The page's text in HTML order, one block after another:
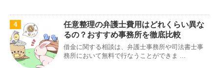
4
任意整理の弁護士費用はどれくらい異な
るの？おすすめ事務所を徹底比較
借金に関する相談は、弁護士事務所や司法書士事
務所において無料で行なうことができま ...